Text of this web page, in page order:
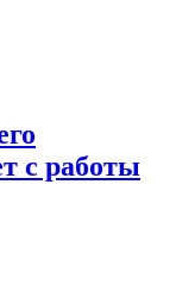
с работы